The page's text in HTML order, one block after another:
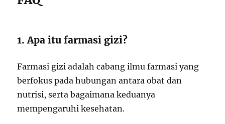
1. Apa itu farmasi gizi?
Farmasi gizi adalah cabang ilmu farmasi yang
berfokus pada hubungan antara obat dan
nutrisi, serta bagaimana keduanya
mempengaruhi kesehatan.